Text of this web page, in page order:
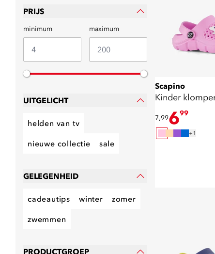
PRIJS
minimum maximum
UITGELICHT
helden van tv
nieuwe collectie sale
GELEGENHEID
cadeautips winter zomer
zwemmen
PRODUCTGROEP
Scapino
Kinder
7,99699
+1